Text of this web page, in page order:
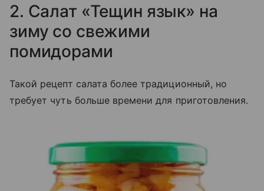
2. Салат «Тещин язык» на
зиму со свежими
помидорами
Такой рецепт салата более традиционный, но
требует чуть больше времени для приготовления.